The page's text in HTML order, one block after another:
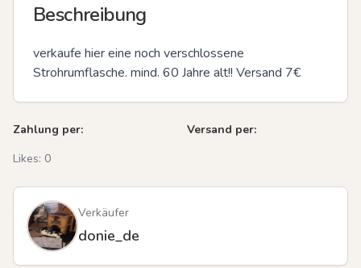
Beschreibung
verkaufe hier eine noch verschlossene
Strohrumflasche. mind. 60 Jahre alt!! Versand 7€
Zahlung per:
Versand per:
Likes: 0
Verkäufer
donie_de